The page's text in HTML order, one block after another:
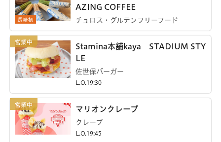
長崎初
AZING COFFEE
チュロス・グルテンフリーフード
Stamina本舗kaya STADIUM STY
LE
佐世保バーガー
L.O.19:30
マリオンクレープ
クレープ
L.O.19:45